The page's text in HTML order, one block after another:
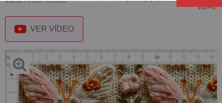
via Pix.
VER VÍDEO